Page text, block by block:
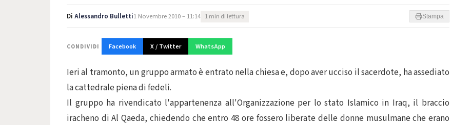
Di Alessandro Bulletti1 Novembre 2010 – 11:14 1 min di lettura Stampa
CONDIVIDI Facebook X / Twitter WhatsApp
Ieri al tramonto, un gruppo armato è entrato nella chiesa e, dopo aver ucciso il sacerdote, ha assediato
la cattedrale piena di fedeli.
Il gruppo ha rivendicato l'appartenenza all'Organizzazione per lo stato Islamico in Iraq, il braccio
iracheno di Al Qaeda, chiedendo che entro 48 ore fossero liberate delle donne musulmane che erano